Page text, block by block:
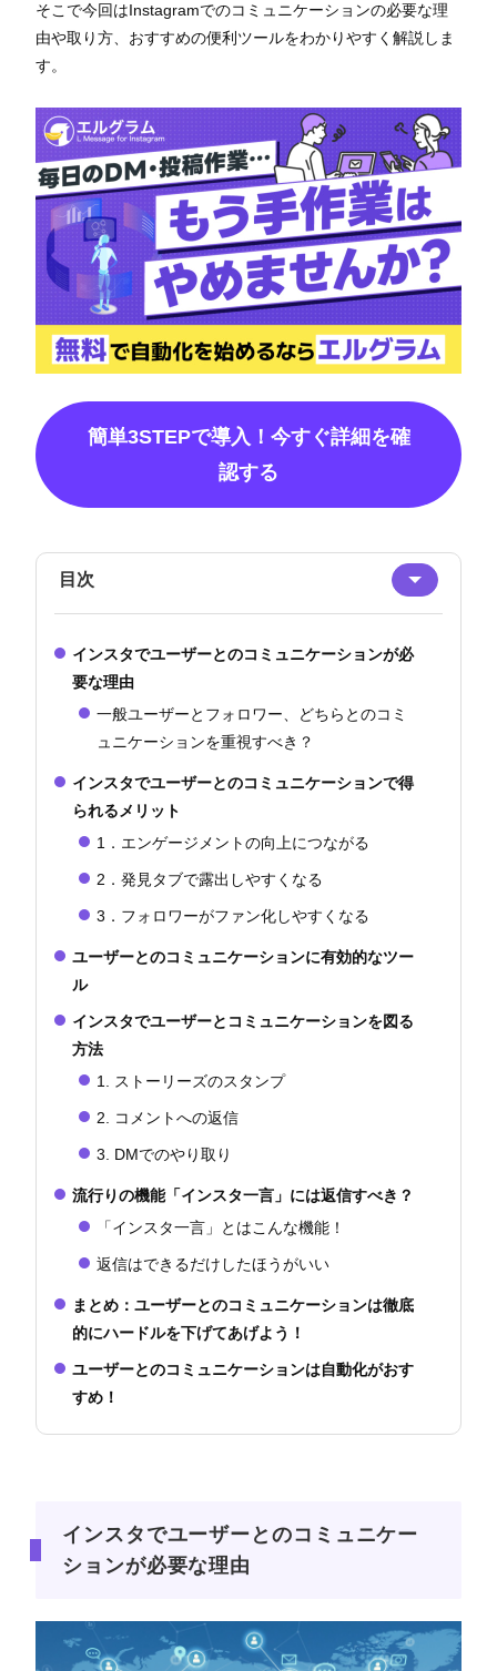
そこで今回はInstagramでのコミュニケーションの必要な理
由や取り方、おすすめの便利ツールをわかりやすく解説しま
す。
簡単3STEPで導入！今すぐ詳細を確
認する
目次
インスタでユーザーとのコミュニケーションが必
要な理由
一般ユーザーとフォロワー、どちらとのコミ
ュニケーションを重視すべき？
インスタでユーザーとのコミュニケーションで得
られるメリット
1．エンゲージメントの向上につながる
2．発見タブで露出しやすくなる
3．フォロワーがファン化しやすくなる
ユーザーとのコミュニケーションに有効的なツー
ル
インスタでユーザーとコミュニケーションを図る
方法
1. ストーリーズのスタンプ
2. コメントへの返信
3. DMでのやり取り
流行りの機能「インスタ一言」には返信すべき？
「インスタ一言」とはこんな機能！
返信はできるだけしたほうがいい
まとめ：ユーザーとのコミュニケーションは徹底
的にハードルを下げてあげよう！
ユーザーとのコミュニケーションは自動化がおす
すめ！
インスタでユーザーとのコミュニケー
ションが必要な理由